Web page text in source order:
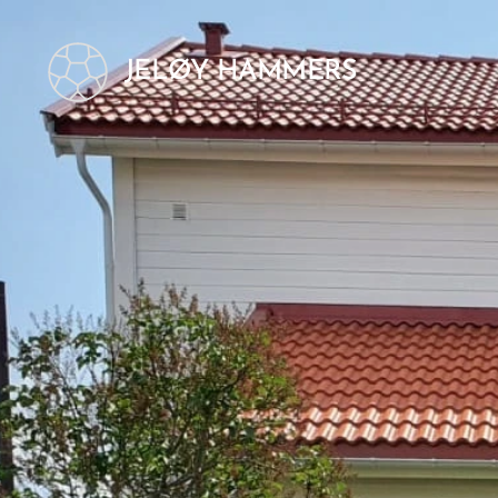
JELØY HAMMERS